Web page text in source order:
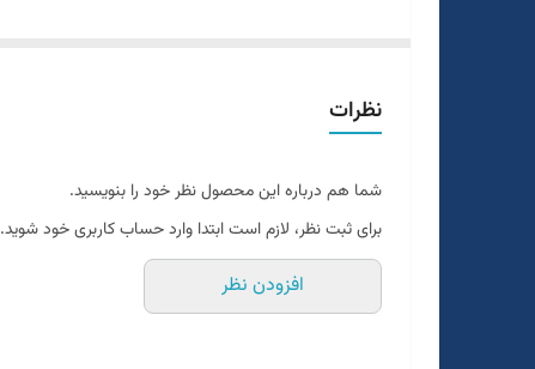
سایزبندی استاندارد
دو رنگ
طوسی تیره
یک الی دو درجه تفاوت رنگ درنظر گرفته شود
برای تعیین سایز به واتساپ پیام بدید
نظرات
شما هم درباره این محصول نظر خود را بنویسید.
برای ثبت نظر، لازم است ابتدا وارد حساب کاربری خود شوید.
افزودن نظر